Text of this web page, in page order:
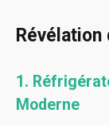
1.
Moderne